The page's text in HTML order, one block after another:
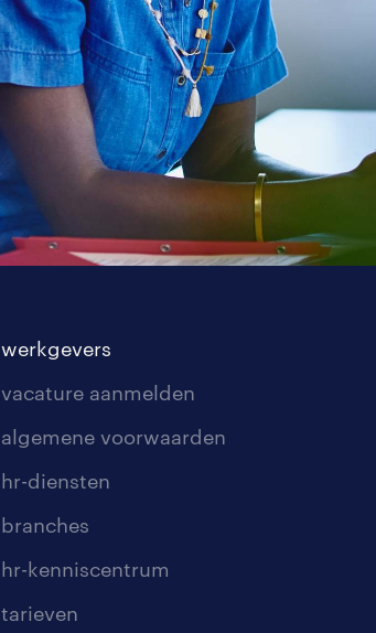
werkgevers
vacature aanmelden
algemene voorwaarden
hr-diensten
branches
hr-kenniscentrum
tarieven